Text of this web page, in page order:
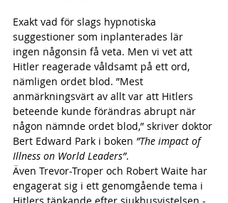
Exakt vad för slags hypnotiska
suggestioner som inplanterades lär
ingen någonsin få veta. Men vi vet att
Hitler reagerade våldsamt på ett ord,
nämligen ordet blod. ”Mest
anmärkningsvärt av allt var att Hitlers
beteende kunde förändras abrupt när
någon nämnde ordet blod,” skriver doktor
Bert Edward Park i boken ”The impact of
Illness on World Leaders”.
Även Trevor-Troper och Robert Waite har
engagerat sig i ett genomgående tema i